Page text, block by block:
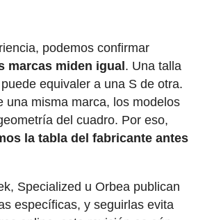
podemos confirmar
marcas miden igual . Una talla
equivaler a una S de otra.
una misma marca, los modelos
del cuadro. Por eso,
la tabla del fabricante antes
Specialized u Orbea publican
específicas, y seguirlas evita